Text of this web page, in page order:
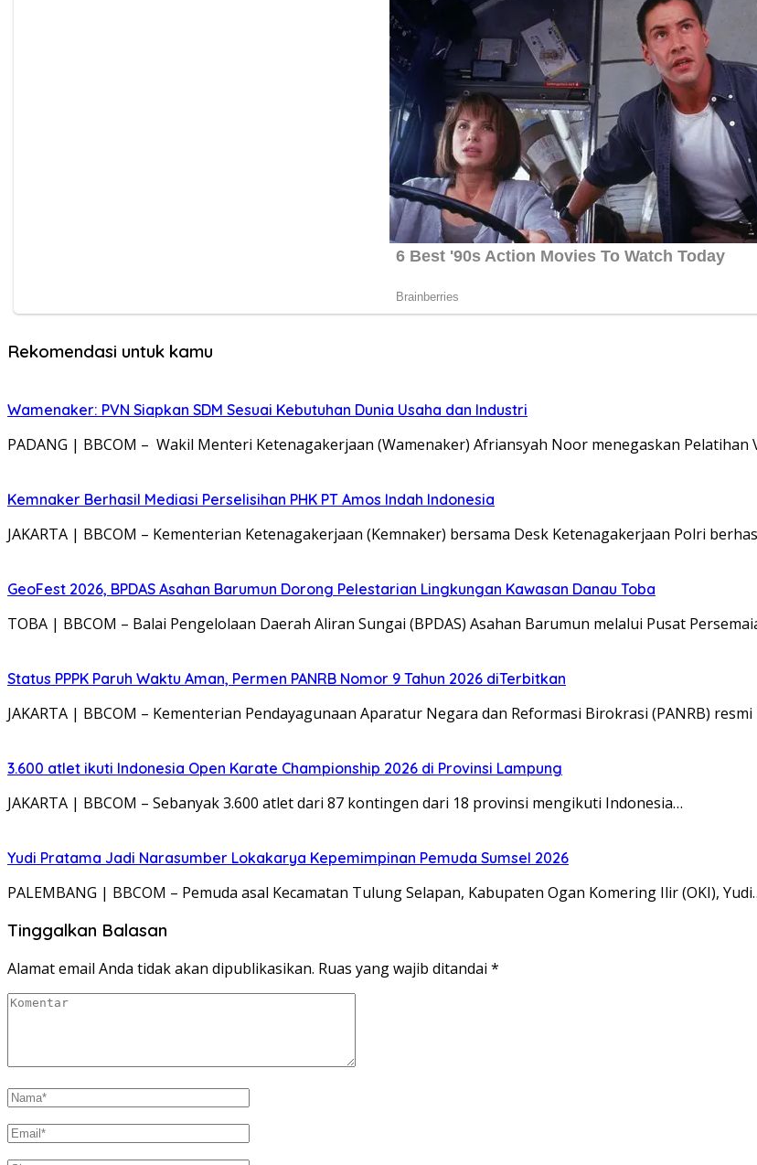
Rekomendasi untuk kamu
Wamenaker: PVN Siapkan SDM Sesuai Kebutuhan Dunia Usaha dan Industri
PADANG | BBCOM – Wakil Menteri Ketenagakerjaan (Wamenaker) Afriansyah Noor menegaskan Pelatihan
Kemnaker Berhasil Mediasi Perselisihan PHK PT Amos Indah Indonesia
JAKARTA | BBCOM – Kementerian Ketenagakerjaan (Kemnaker) bersama Desk Ketenagakerjaan Polri
GeoFest 2026, BPDAS Asahan Barumun Dorong Pelestarian Lingkungan Kawasan Danau Toba
TOBA | BBCOM – Balai Pengelolaan Daerah Aliran Sungai (BPDAS) Asahan Barumun melalui Pusat
Status PPPK Paruh Waktu Aman, Permen PANRB Nomor 9 Tahun 2026 diTerbitkan
JAKARTA | BBCOM – Kementerian Pendayagunaan Aparatur Negara dan Reformasi Birokrasi (PANRB)
3.600 atlet ikuti Indonesia Open Karate Championship 2026 di Provinsi Lampung
JAKARTA | BBCOM – Sebanyak 3.600 atlet dari 87 kontingen dari 18 provinsi mengikuti Indonesia…
Yudi Pratama Jadi Narasumber Lokakarya Kepemimpinan Pemuda Sumsel 2026
PALEMBANG | BBCOM – Pemuda asal Kecamatan Tulung Selapan, Kabupaten Ogan Komering Ilir (OKI),
Tinggalkan Balasan
Alamat email Anda tidak akan dipublikasikan. Ruas yang wajib ditandai *